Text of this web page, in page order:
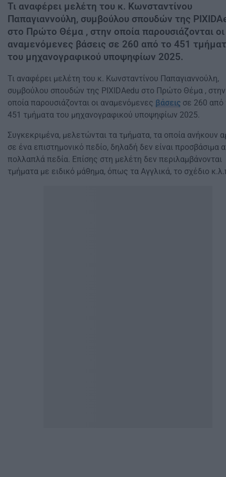
Τι αναφέρει μελέτη του κ. Κωνσταντίνου
Παπαγιαννούλη, συμβούλου σπουδών της
στο Πρώτο Θέμα , στην οποία παρουσιάζονται οι
αναμενόμενες βάσεις σε 260 από το 451
του μηχανογραφικού υποψηφίων 2025.
Τι αναφέρει μελέτη του κ. Κωνσταντίνου Παπαγιαννούλη,
συμβούλου σπουδών της PIXIDAedu στο Πρώτο Θέμα , στην
οποία παρουσιάζονται οι αναμενόμενες βάσεις σε 260 από
451 τμήματα του μηχανογραφικού υποψηφίων 2025.
Συγκεκριμένα, μελετώνται τα τμήματα, τα οποία ανήκουν
σε ένα επιστημονικό πεδίο, δηλαδή δεν είναι προσβάσιμα
πολλαπλά πεδία. Επίσης στη μελέτη δεν περιλαμβάνονται
τμήματα με ειδικό μάθημα, όπως τα Αγγλικά, το σχέδιο